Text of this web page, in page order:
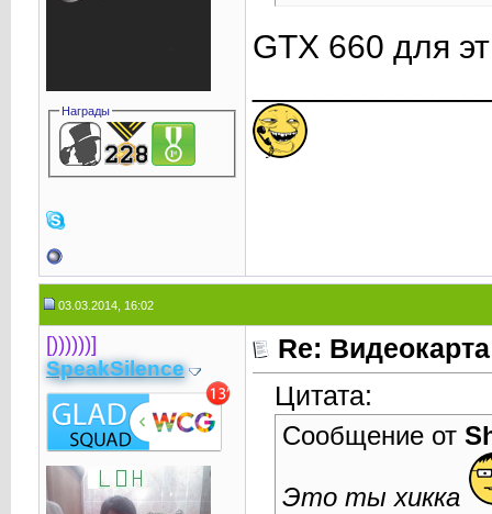
Награды
GTX 660 для
03.03.2014, 16:02
[))))))]
SpeakSilence
Re: Видеокарта
Цитата:
Сообщение от
Это ты хикка